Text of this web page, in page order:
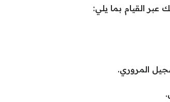
القيام بما يلي:
المروري.